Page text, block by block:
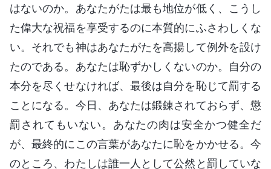
はないのか。あなたがたは最も地位が低く、こうし
た偉大な祝福を享受するのに本質的にふさわしくな
い。それでも神はあなたがたを高揚して例外を設け
たのである。あなたは恥ずかしくないのか。自分の
本分を尽くせなければ、最後は自分を恥じて罰する
ことになる。今日、あなたは鍛錬されておらず、懲
罰されてもいない。あなたの肉は安全かつ健全だ
が、最終的にこの言葉があなたに恥をかかせる。今
のところ、わたしは誰一人として公然と罰していな